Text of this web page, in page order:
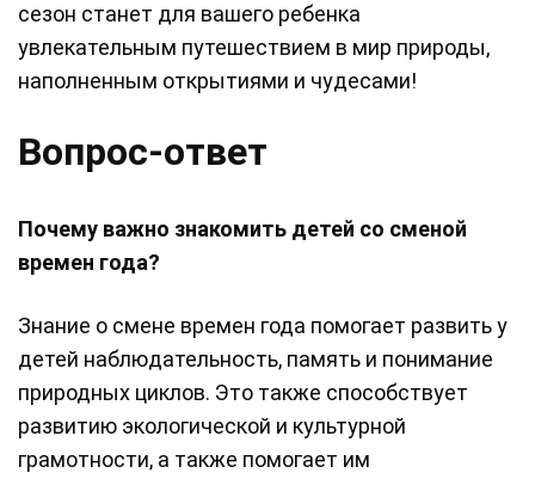
сезон станет для вашего ребенка
увлекательным путешествием в мир природы,
наполненным открытиями и чудесами!
Вопрос-ответ
Почему важно знакомить детей со сменой
времен года?
Знание о смене времен года помогает развить у
детей наблюдательность, память и понимание
природных циклов. Это также способствует
развитию экологической и культурной
грамотности, а также помогает им